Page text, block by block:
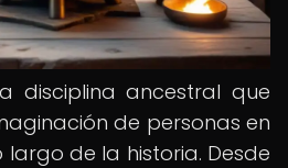
disciplina ancestral que
de personas en
de la historia. Desde